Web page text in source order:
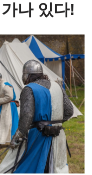
나 있다!